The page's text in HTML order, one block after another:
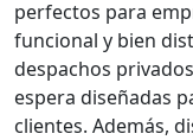
perfectos para
funcional y bien
despachos
espera diseñadas
clientes. Además,